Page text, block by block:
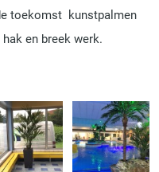
toekomst kunstpalmen
en breek werk.